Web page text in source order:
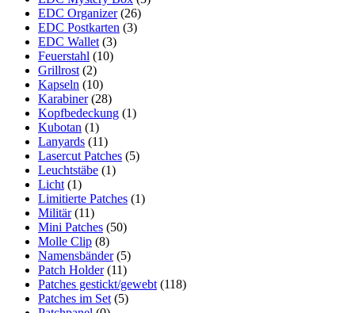
EDC Organizer (26)
EDC Postkarten (3)
EDC Wallet (3)
Feuerstahl (10)
Grillrost (2)
Kapseln (10)
Karabiner (28)
Kopfbedeckung (1)
Kubotan (1)
Lanyards (11)
Lasercut Patches (5)
Leuchtstäbe (1)
Licht (1)
Limitierte Patches (1)
Militär (11)
Mini Patches (50)
Molle Clip (8)
Namensbänder (5)
Patch Holder (11)
Patches gestickt/gewebt (118)
Patches im Set (5)